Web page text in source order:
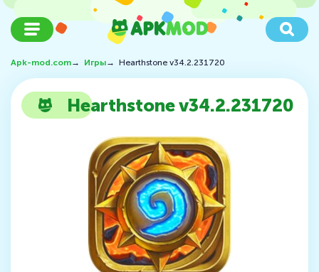
Apk-mod.com→ Игры→ Hearthstone v34.2.231720
Hearthstone v34.2.231720